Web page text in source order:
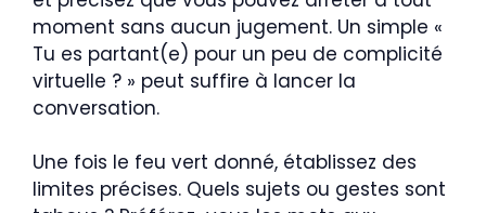
moment sans aucun jugement. Un simple «
Tu es partant(e) pour un peu de complicité
virtuelle ? » peut suffire à lancer la
conversation.
Une fois le feu vert donné, établissez des
limites précises. Quels sujets ou gestes sont